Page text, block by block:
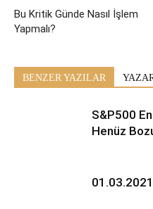
Bu Kritik Günde Nasıl İşlem
Yapmalı?
BENZER YAZILAR
S&P500
Henüz